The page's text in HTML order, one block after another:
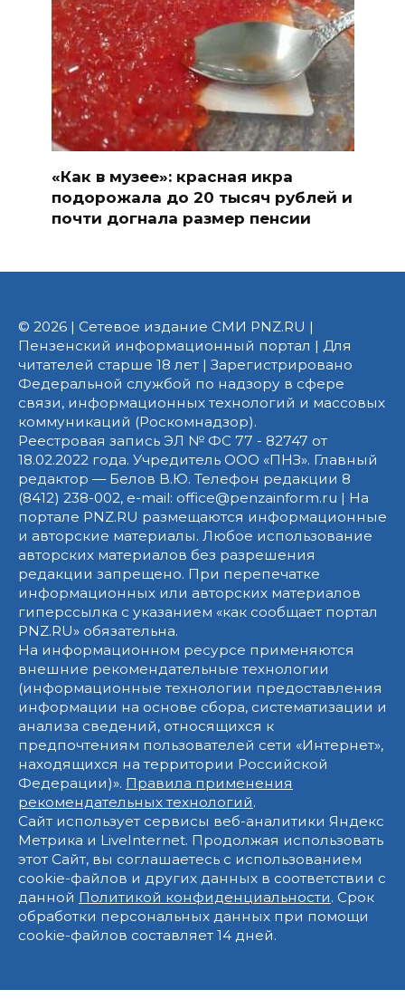
«Как в музее»: красная икра
подорожала до 20 тысяч рублей и
почти догнала размер пенсии
© 2026 | Сетевое издание СМИ PNZ.RU |
Пензенский информационный портал | Для
читателей старше 18 лет | Зарегистрировано
Федеральной службой по надзору в сфере
связи, информационных технологий и массовых
коммуникаций (Роскомнадзор).
Реестровая запись ЭЛ № ФС 77 - 82747 от
18.02.2022 года. Учредитель ООО «ПНЗ». Главный
редактор — Белов В.Ю. Телефон редакции 8
(8412) 238-002, e-mail: office@penzainform.ru | На
портале PNZ.RU размещаются информационные
и авторские материалы. Любое использование
авторских материалов без разрешения
редакции запрещено. При перепечатке
информационных или авторских материалов
гиперссылка с указанием «как сообщает портал
PNZ.RU» обязательна.
На информационном ресурсе применяются
внешние рекомендательные технологии
(информационные технологии предоставления
информации на основе сбора, систематизации и
анализа сведений, относящихся к
предпочтениям пользователей сети «Интернет»,
находящихся на территории Российской
Федерации)». Правила применения
рекомендательных технологий.
Сайт использует сервисы веб-аналитики Яндекс
Метрика и LiveInternet. Продолжая использовать
этот Сайт, вы соглашаетесь с использованием
cookie-файлов и других данных в соответствии с
данной Политикой конфиденциальности. Срок
обработки персональных данных при помощи
cookie-файлов составляет 14 дней.